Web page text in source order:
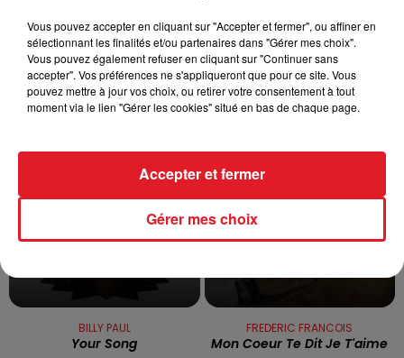
La victime a coulé à pic
TITRES DIFFUSÉS
BILLY PAUL
Your Song
FREDERIC FRANCOIS
Mon Coeur Te Dit Je T'aime
Vous pouvez accepter en cliquant sur "Accepter et fermer", ou affiner en
sélectionnant les finalités et/ou partenaires dans "Gérer mes choix".
Vous pouvez également refuser en cliquant sur "Continuer sans
accepter". Vos préférences ne s'appliqueront que pour ce site. Vous
pouvez mettre à jour vos choix, ou retirer votre consentement à tout
moment via le lien "Gérer les cookies" situé en bas de chaque page.
Gérer mes choix
Accepter et fermer